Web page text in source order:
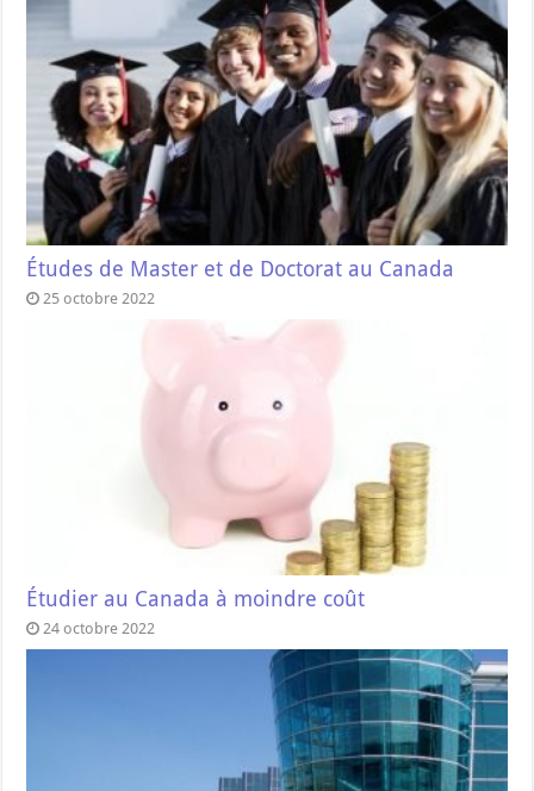
Études de Master et de Doctorat au Canada
25 octobre 2022
Étudier au Canada à moindre coût
24 octobre 2022